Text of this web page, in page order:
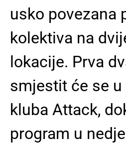
usko povezana
kolektiva na
lokacije. Prva
smjestit će se
kluba Attack,
program u